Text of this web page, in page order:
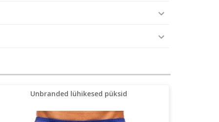
Unbranded lühikesed püksid